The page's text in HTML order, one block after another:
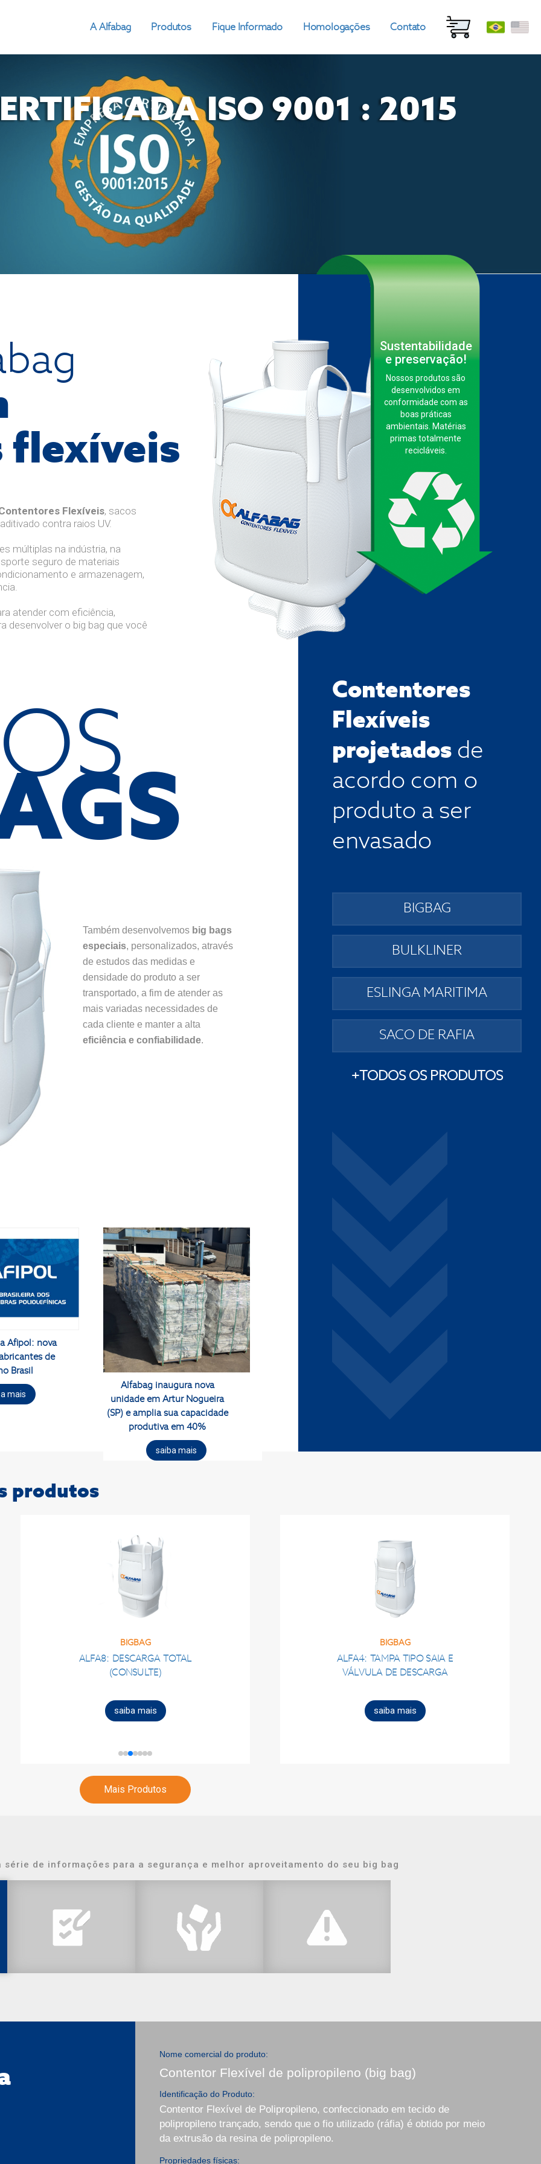
A Alfabag Produtos Fique Informado Homologações Contato
ISO 9001 : 2015
flexíveis
Flexíveis, sacos
contra raios UV.
múltiplas na indústria, na
seguro de materiais
e armazenagem,
atender com eficiência,
desenvolver o big bag que você
Sustentabilidade
e preservação!
Nossos produtos são
desenvolvidos em
conformidade com as
boas práticas
ambientais. Matérias
primas totalmente
recicláveis.
Contentores
Flexíveis
projetados de
acordo com o
produto a ser
envasado
BIGBAG
BULKLINER
ESLINGA MARITIMA
SACO DE RAFIA
+TODOS OS PRODUTOS
Também desenvolvemos big bags
especiais, personalizados, através
de estudos das medidas e
densidade do produto a ser
transportado, a fim de atender as
mais variadas necessidades de
cada cliente e manter a alta
eficiência e confiabilidade.
Afipol: nova
de
Brasil
mais
Alfabag inaugura nova
unidade em Artur Nogueira
(SP) e amplia sua capacidade
produtiva em 40%
saiba mais
produtos
BIGBAG
ALFA8: DESCARGA TOTAL
(CONSULTE)
saiba mais
BIGBAG
ALFA4: TAMPA TIPO SAIA E
VÁLVULA DE DESCARGA
saiba mais
Mais Produtos
série de informações para a segurança e melhor aproveitamento do seu big bag
Nome comercial do produto:
Contentor Flexível de polipropileno (big bag)
Identificação do Produto:
Contentor Flexível de Polipropileno, confeccionado em tecido de
polipropileno trançado, sendo que o fio utilizado (ráfia) é obtido por meio
da extrusão da resina de polipropileno.
Propriedades físicas: